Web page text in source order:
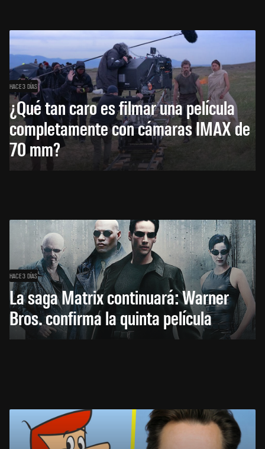
HACE 3 DÍAS
¿Qué tan caro es filmar una película
completamente con cámaras IMAX de
70 mm?
HACE 3 DÍAS
La saga Matrix continuará: Warner
Bros. confirma la quinta película